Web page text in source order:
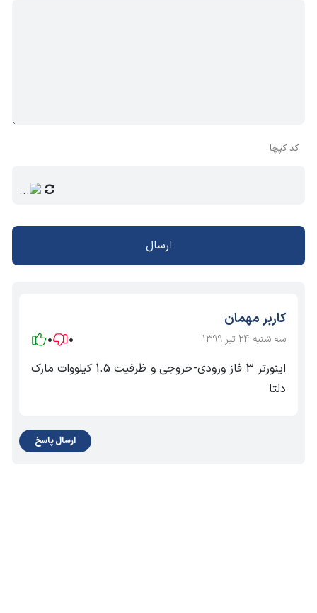
کد کپچا
ارسال
کاربر مهمان
سه شنبه 24 تیر 1399 0
0
اینورتر 3 فاز ورودی-خروجی و ظرفیت 1.5 کیلووات مارک
دلتا
ارسال پاسخ